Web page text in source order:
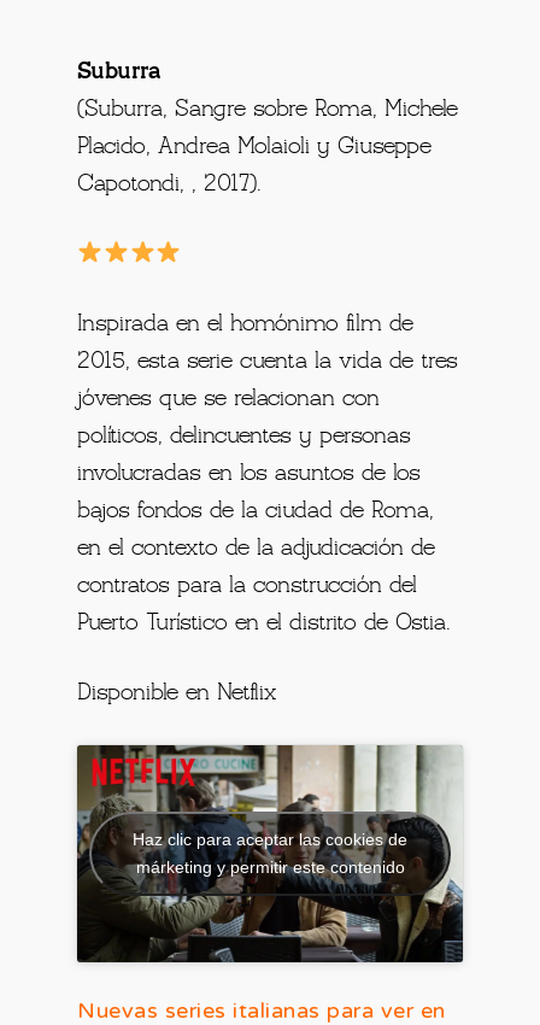
Suburra
(Suburra, Sangre sobre Roma, Michele
Placido, Andrea Molaioli y Giuseppe
Capotondi, , 2017).
Inspirada en el homónimo film de
2015, esta serie cuenta la vida de tres
jóvenes que se relacionan con
políticos, delincuentes y personas
involucradas en los asuntos de los
bajos fondos de la ciudad de Roma,
en el contexto de la adjudicación de
contratos para la construcción del
Puerto Turístico en el distrito de Ostia.
Disponible en Netflix
Haz clic para aceptar las cookies de
márketing y permitir este contenido
Nuevas series italianas para ver en